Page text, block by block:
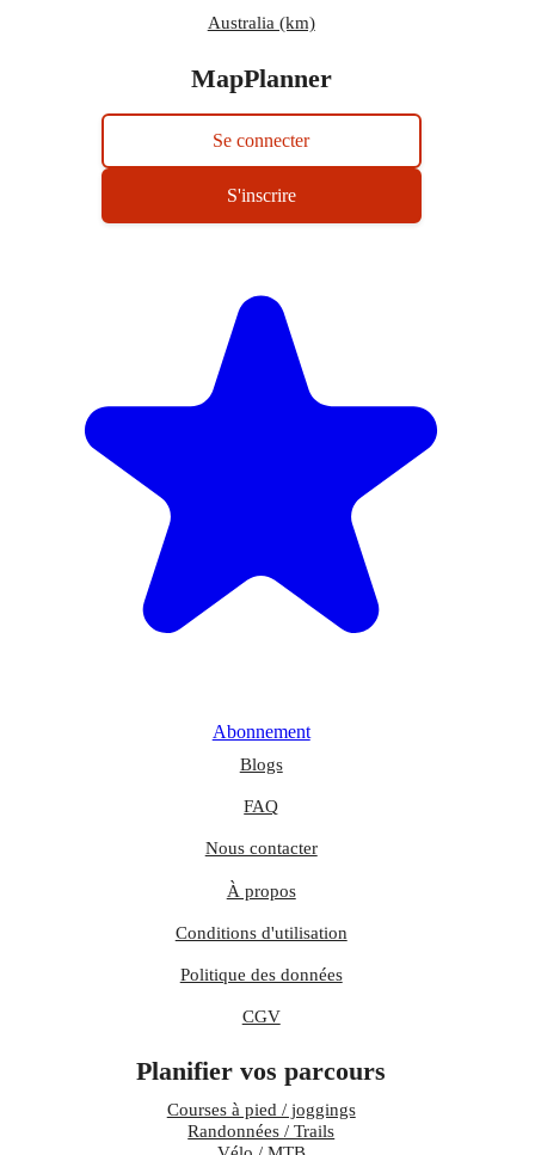
Australia (km)
MapPlanner
Se connecter
S'inscrire
Abonnement
Blogs
FAQ
Nous contacter
À propos
Conditions d'utilisation
Politique des données
CGV
Planifier vos parcours
Courses à pied / joggings
Randonnées / Trails